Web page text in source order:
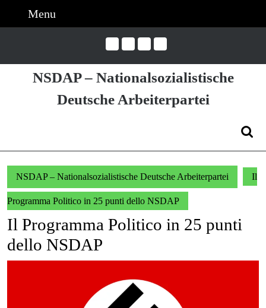
Menu
NSDAP – Nationalsozialistische
Deutsche Arbeiterpartei
NSDAP – Nationalsozialistische Deutsche Arbeiterpartei Il
Programma Politico in 25 punti dello NSDAP
Il Programma Politico in 25 punti
dello NSDAP